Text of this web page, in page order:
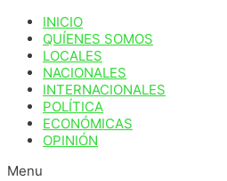
contenido
INICIO
QUÍENES SOMOS
LOCALES
NACIONALES
INTERNACIONALES
POLÍTICA
ECONÓMICAS
OPINIÓN
Menu